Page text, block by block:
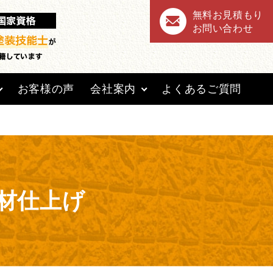
base/single-voice.php on line 8
無料お見積もり
お問い合わせ
お客様の声 会社案内 よくあるご質問
仕上げ